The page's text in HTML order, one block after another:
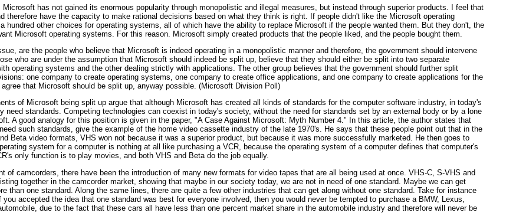
Microsoft has not gained its enormous popularity through monopolistic and illegal measures, but instead through superior products. I feel that
therefore have the capacity to make rational decisions based on what they think is right. If people didn't like the Microsoft operating
hundred other choices for operating systems, all of which have the ability to replace Microsoft if the people wanted them. But they don't, the
Microsoft operating systems. For this reason. Microsoft simply created products that the people liked, and the people bought them.
are the people who believe that Microsoft is indeed operating in a monopolistic manner and therefore, the government should intervene
who are under the assumption that Microsoft should indeed be split up, believe that they should either be split into two separate
operating systems and the other dealing strictly with applications. The other group believes that the government should further split
one company to create operating systems, one company to create office applications, and one company to create applications for the
that Microsoft should be split up, anyway possible. (Microsoft Division Poll)
of Microsoft being split up argue that although Microsoft has created all kinds of standards for the computer software industry, in today's
need standards. Competing technologies can coexist in today's society, without the need for standards set by an external body or by a lone
A good analogy for this position is given in the paper, "A Case Against Microsoft: Myth Number 4." In this article, the author states that
such standards, give the example of the home video cassette industry of the late 1970's. He says that these people point out that in the
Beta video formats, VHS won not because it was a superior product, but because it was more successfully marketed. He then goes to
system for a computer is nothing at all like purchasing a VCR, because the operating system of a computer defines that computer's
only function is to play movies, and both VHS and Beta do the job equally.
of camcorders, there have been the introduction of many new formats for video tapes that are all being used at once. VHS-C, S-VHS and
together in the camcorder market, showing that maybe in our society today, we are not in need of one standard. Maybe we can get
than one standard. Along the same lines, there are quite a few other industries that can get along without one standard. Take for instance
accepted the idea that one standard was best for everyone involved, then you would never be tempted to purchase a BMW, Lexus,
due to the fact that these cars all have less than one percent market share in the automobile industry and therefore will never be